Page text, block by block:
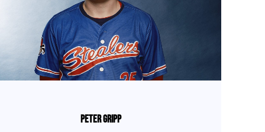
Peter Gripp